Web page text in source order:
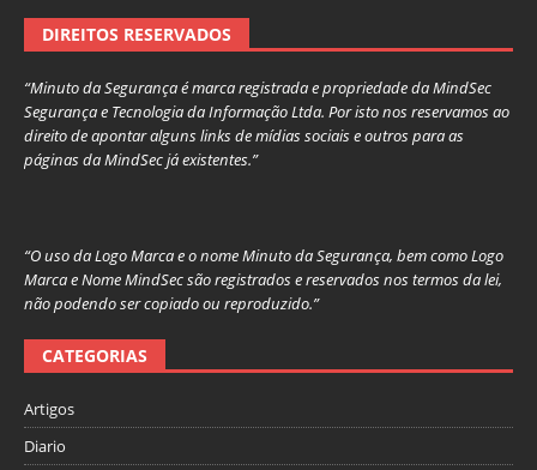
DIREITOS RESERVADOS
“Minuto da Segurança é marca registrada e propriedade da MindSec
Segurança e Tecnologia da Informação Ltda. Por isto nos reservamos ao
direito de apontar alguns links de mídias sociais e outros para as
páginas da MindSec já existentes.”
“O uso da Logo Marca e o nome Minuto da Segurança, bem como Logo
Marca e Nome MindSec são registrados e reservados nos termos da lei,
não podendo ser copiado ou reproduzido.”
CATEGORIAS
Artigos
Diario